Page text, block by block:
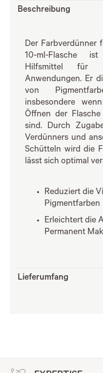
Beschreibung
Der Farbverdünner
10-ml-Flasche
Hilfsmittel für
Anwendungen. Er
von
insbesondere
Öffnen der
sind. Durch
Verdünners und
Schütteln wird die
lässt sich optimal
Reduziert die
Pigmentfarben
Erleichtert die
Permanent
Lieferumfang